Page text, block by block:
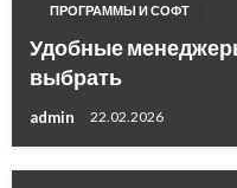
ПРОГРАММЫ И СОФТ
Удобные
выбрать
admin 22.02.2026